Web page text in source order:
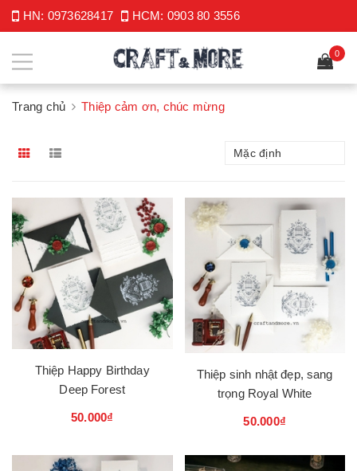
HN: 0973628417 HCM: 0903 80 3556
0
Trang chủ Thiệp cảm ơn, chúc mừng
Mặc định
Thiệp Happy Birthday
Deep Forest
50.000₫
Thiệp sinh nhật đẹp, sang
trọng Royal White
50.000₫